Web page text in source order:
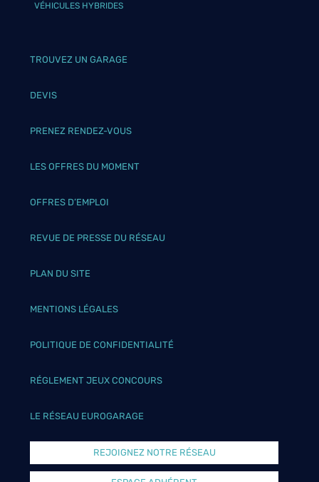
VÉHICULES HYBRIDES
TROUVEZ UN GARAGE
DEVIS
PRENEZ RENDEZ-VOUS
LES OFFRES DU MOMENT
OFFRES D’EMPLOI
REVUE DE PRESSE DU RÉSEAU
PLAN DU SITE
MENTIONS LÉGALES
POLITIQUE DE CONFIDENTIALITÉ
RÉGLEMENT JEUX CONCOURS
LE RÉSEAU EUROGARAGE
REJOIGNEZ NOTRE RÉSEAU